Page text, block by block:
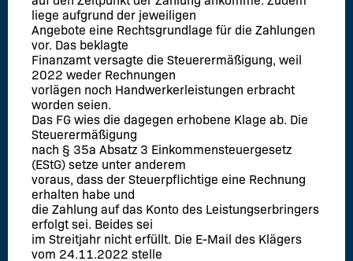
liege aufgrund der jeweiligen
Angebote eine Rechtsgrundlage für die Zahlungen
vor. Das beklagte
Finanzamt versagte die Steuerermäßigung, weil
2022 weder Rechnungen
vorlägen noch Handwerkerleistungen erbracht
worden seien.
Das FG wies die dagegen erhobene Klage ab. Die
Steuerermäßigung
nach § 35a Absatz 3 Einkommensteuergesetz
(EStG) setze unter anderem
voraus, dass der Steuerpflichtige eine Rechnung
erhalten habe und
die Zahlung auf das Konto des Leistungserbringers
erfolgt sei. Beides sei
im Streitjahr nicht erfüllt. Die E-Mail des Klägers
vom 24.11.2022 stelle